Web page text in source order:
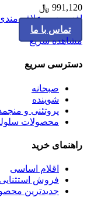
991,120 ﷼
افزودن به علاقه
تماس با ما
مشاهده سریع
دسترسی سریع
صبحانه
شوینده
پروتئنی و
محصولات
راهنمای خرید
اقلام اساسی
فروش استثنایی
جدیدترین